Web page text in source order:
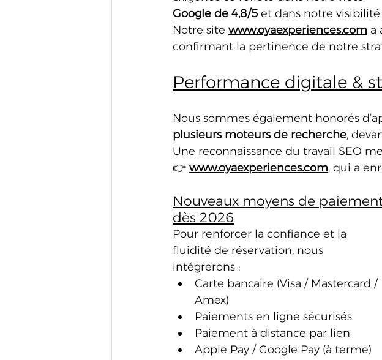
Google de 4,8/5 et dans notre
Notre site www.oyaexperiences.com a
confirmant la pertinence de notre
Performance digitale &
Nous sommes également honorés
plusieurs moteurs de recherche,
Une reconnaissance du travail SEO
👉 www.oyaexperiences.com, qui a
Nouveaux moyens de
dès 2026
Pour renforcer la confiance et la
fluidité de réservation, nous
intégrerons :
Carte bancaire (Visa / Mastercard /
Amex)
Paiements en ligne sécurisés
Paiement à distance par lien
Apple Pay / Google Pay (à terme)